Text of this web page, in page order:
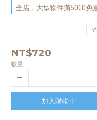
全店，大型物件滿5000免
NT$720
數量
加入購物車